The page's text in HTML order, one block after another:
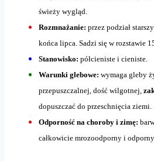
świeży wygląd.
Rozmnażanie: przez podział
końca lipca. Sadzi się w rozstawie
Stanowisko: półcieniste i cieniste.
Warunki glebowe: wymaga gleby
przepuszczalnej, dość wilgotnej,
dopuszczać do przeschnięcia ziemi.
Odporność na choroby i zimę:
całkowicie mrozoodporny i